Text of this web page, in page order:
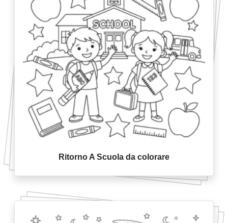
Ritorno A Scuola da colorare